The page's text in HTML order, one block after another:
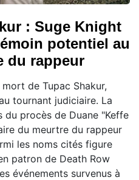
: Suge Knight
potentiel au
du rappeur
de Tupac Shakur,
tournant judiciaire. La
procès de Duane "Keffe
du meurtre du rappeur
les noms cités figure
patron de Death Row
événements survenus à